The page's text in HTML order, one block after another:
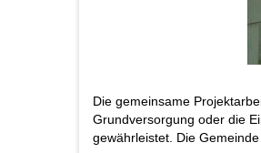
Die gemeinsame
Grundversorgung oder die
gewährleistet. Die